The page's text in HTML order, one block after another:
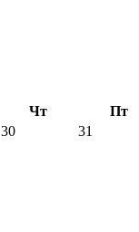
Чт
Пт
30 31